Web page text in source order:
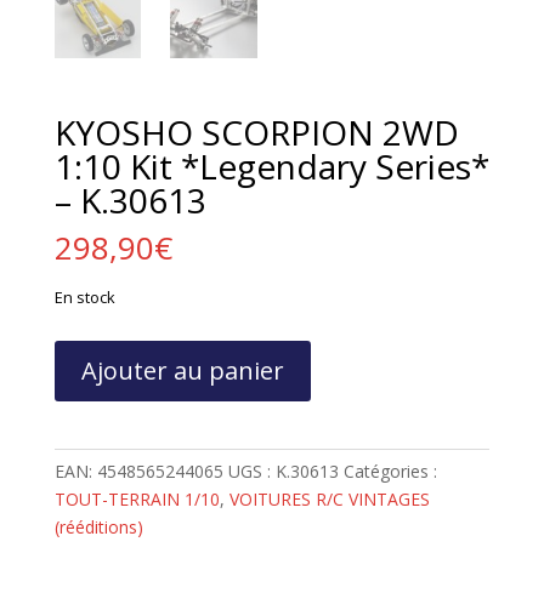
KYOSHO SCORPION 2WD
1:10 Kit *Legendary Series*
– K.30613
298,90€
En stock
2WD
1:10
Kit
Ajouter au panier
EAN: 4548565244065 UGS : K.30613 Catégories :
TOUT-TERRAIN 1/10, VOITURES R/C VINTAGES
(rééditions)